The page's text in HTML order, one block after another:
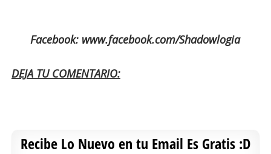
Facebook: www.facebook.com/Shadowlogia
DEJA TU COMENTARIO:
Recibe Lo Nuevo en tu Email Es Gratis :D